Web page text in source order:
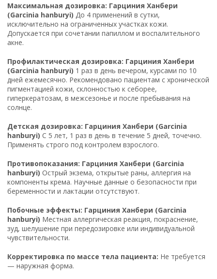
Максимальная дозировка: Гарциния Ханбери
(Garcinia hanburyi) До 4 применений в сутки,
исключительно на ограниченных участках кожи.
Допускается при сочетании папиллом и воспалительного
акне.
Профилактическая дозировка: Гарциния Ханбери
(Garcinia hanburyi) 1 раз в день вечером, курсами по 10
дней ежемесячно. Рекомендовано пациентам с хронической
пигментацией кожи, склонностью к себорее,
гиперкератозам, в межсезонье и после пребывания на
солнце.
Детская дозировка: Гарциния Ханбери (Garcinia
hanburyi) С 5 лет, 1 раз в день в течение 5 дней, точечно.
Применять строго под контролем взрослого.
Противопоказания: Гарциния Ханбери (Garcinia
hanburyi) Острый экзема, открытые раны, аллергия на
компоненты крема. Научные данные о безопасности при
беременности и лактации отсутствуют.
Побочные эффекты: Гарциния Ханбери (Garcinia
hanburyi) Местная аллергическая реакция, покраснение,
зуд, шелушение при передозировке или индивидуальной
чувствительности.
Корректировка по массе тела пациента: Не требуется
— наружная форма.